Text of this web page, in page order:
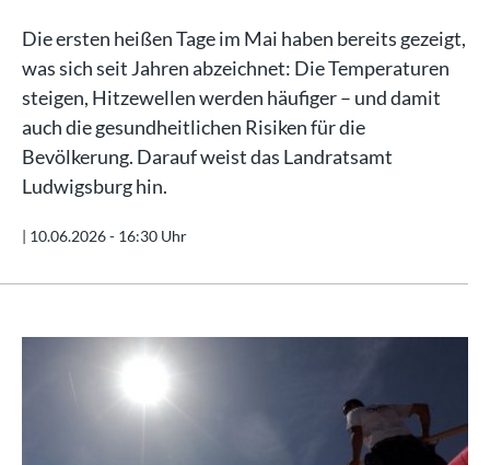
Die ersten heißen Tage im Mai haben bereits gezeigt,
was sich seit Jahren abzeichnet: Die Temperaturen
steigen, Hitzewellen werden häufiger – und damit
auch die gesundheitlichen Risiken für die
Bevölkerung. Darauf weist das Landratsamt
Ludwigsburg hin.
| 10.06.2026 - 16:30 Uhr